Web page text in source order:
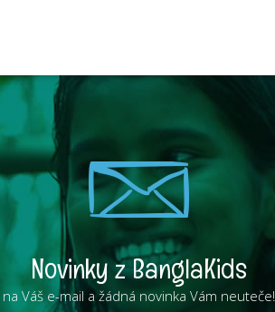
Novinky z BanglaKids
na Váš e-mail a žádná novinka Vám neuteče!